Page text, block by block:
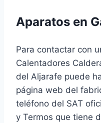
Aparatos en
Para contactar con
Calentadores
del Aljarafe puede
página web del
teléfono del SAT
y Termos que tiene